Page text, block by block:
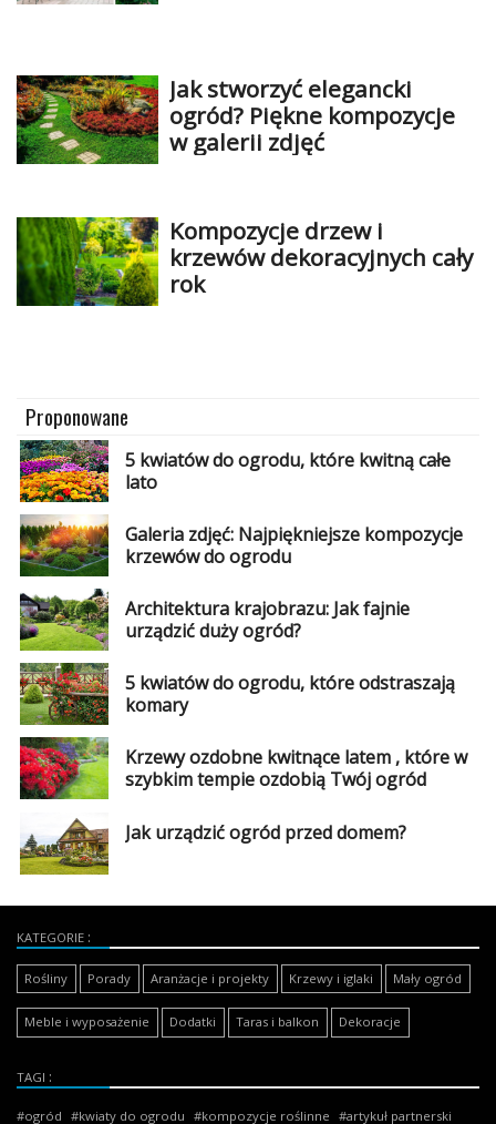
Jak stworzyć elegancki
ogród? Piękne kompozycje
w galerii zdjęć
Kompozycje drzew i
krzewów dekoracyjnych cały
rok
Proponowane
5 kwiatów do ogrodu, które kwitną całe
lato
Galeria zdjęć: Najpiękniejsze kompozycje
krzewów do ogrodu
Architektura krajobrazu: Jak fajnie
urządzić duży ogród?
5 kwiatów do ogrodu, które odstraszają
komary
Krzewy ozdobne kwitnące latem , które w
szybkim tempie ozdobią Twój ogród
Jak urządzić ogród przed domem?
KATEGORIE
Rośliny Porady Aranżacje i projekty Krzewy i iglaki Mały ogród
Meble i wyposażenie Dodatki Taras i balkon Dekoracje
TAGI
ogród kwiaty do ogrodu kompozycje roślinne artykuł partnerski